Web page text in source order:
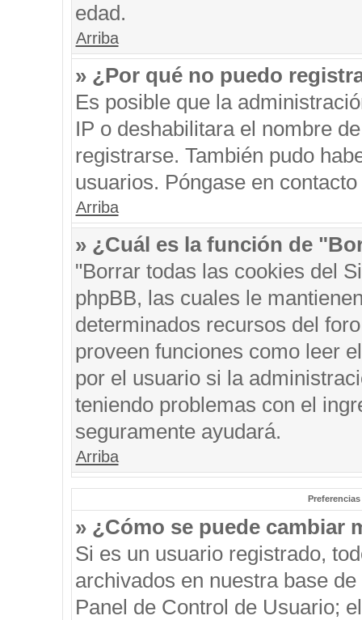
edad.
Arriba
» ¿Por qué no puedo
Es posible que la
IP o deshabilitara el nombre
registrarse. También pudo
usuarios. Póngase en
Arriba
» ¿Cuál es la función de
"Borrar todas las cookies del
phpBB, las cuales le
determinados recursos del
proveen funciones como leer
por el usuario si la
teniendo problemas con el
seguramente ayudará.
Arriba
» ¿Cómo se puede cambiar
Si es un usuario registrado,
archivados en nuestra base
Panel de Control de Usuario;